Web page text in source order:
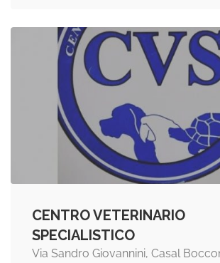
CENTRO VETERINARIO
SPECIALISTICO
Via Sandro Giovannini, Casal